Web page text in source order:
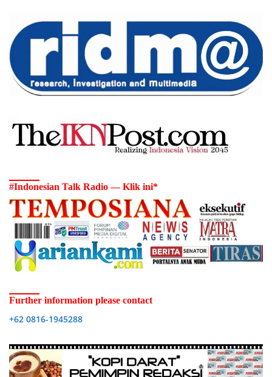
#Indonesian Talk Radio — Klik ini*
Further information please contact
+62 0816-1945288